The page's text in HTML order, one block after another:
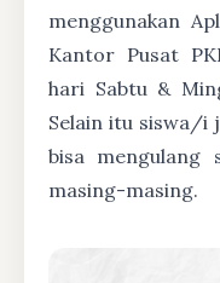
menggunakan
Kantor Pusat
hari Sabtu &
Selain itu siswa/i
bisa mengulang
masing-masing.